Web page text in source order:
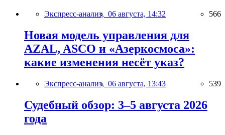
Экспресс-анализ, 06 августа, 14:32 566
Новая модель управления для
AZAL, ASCO и «Азеркосмоса»:
какие изменения несёт указ?
Экспресс-анализ, 06 августа, 13:43 539
Судебный обзор: 3–5 августа 2026
года